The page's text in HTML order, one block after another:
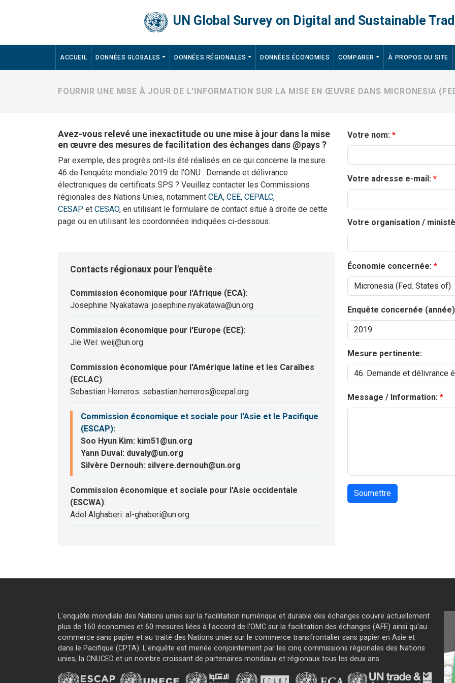
UN Global Survey on Digital and Sustainable
Main navigation
ACCUEIL DONNÉES GLOBALES DONNÉES RÉGIONALES DONNÉES ÉCONOMIES COMPARER À PROPOS DU SITE
FOURNIR UNE MISE À JOUR DE L'INFORMATION SUR LA MISE EN ŒUVRE DANS MICRONESIA
Avez-vous relevé une inexactitude ou une mise à jour dans la mise
en œuvre des mesures de facilitation des échanges dans @pays ?
Par exemple, des progrès ont-ils été réalisés en ce qui concerne la mesure
46 de l'enquête mondiale 2019 de l'ONU : Demande et délivrance
électroniques de certificats SPS ? Veuillez contacter les Commissions
régionales des Nations Unies, notamment CEA, CEE, CEPALC,
CESAP et CESAO, en utilisant le formulaire de contact situé à droite de cette
page ou en utilisant les coordonnées indiquées ci-dessous.
Contacts régionaux pour l'enquête
Commission économique pour l'Afrique (ECA):
Josephine Nyakatawa: josephine.nyakatawa@un.org
Commission économique pour l'Europe (ECE):
Jie Wei: weij@un.org
Commission économique pour l'Amérique latine et les Caraïbes
(ECLAC):
Sebastian Herreros: sebastian.herreros@cepal.org
Commission économique et sociale pour l'Asie et le Pacifique
(ESCAP):
Soo Hyun Kim: kim51@un.org
Yann Duval: duvaly@un.org
Silvère Dernouh: silvere.dernouh@un.org
Commission économique et sociale pour l'Asie occidentale
(ESCWA):
Adel Alghaberi: al-ghaberi@un.org
Votre nom:
Votre adresse e-mail:
Votre organisation /
Économie concernée:
Enquête concernée
Mesure pertinente:
Message / Information:
L'enquête mondiale des Nations unies sur la facilitation numérique et durable des échanges couvre actuellement
plus de 160 économies et 60 mesures liées à l'accord de l'OMC sur la facilitation des échanges (AFE) ainsi qu'au
commerce sans papier et au traité des Nations unies sur le commerce transfrontalier sans papier en Asie et
dans le Pacifique (CPTA). L'enquête est menée conjointement par les cinq commissions régionales des Nations
unies, la CNUCED et un nombre croissant de partenaires mondiaux et régionaux tous les deux ans.